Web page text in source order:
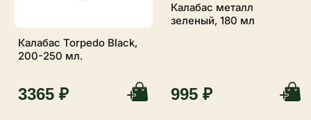
Калабас Torpedo Black,
200-250 мл.
3365 ₽
Калабас металл
зеленый, 180 мл
995 ₽